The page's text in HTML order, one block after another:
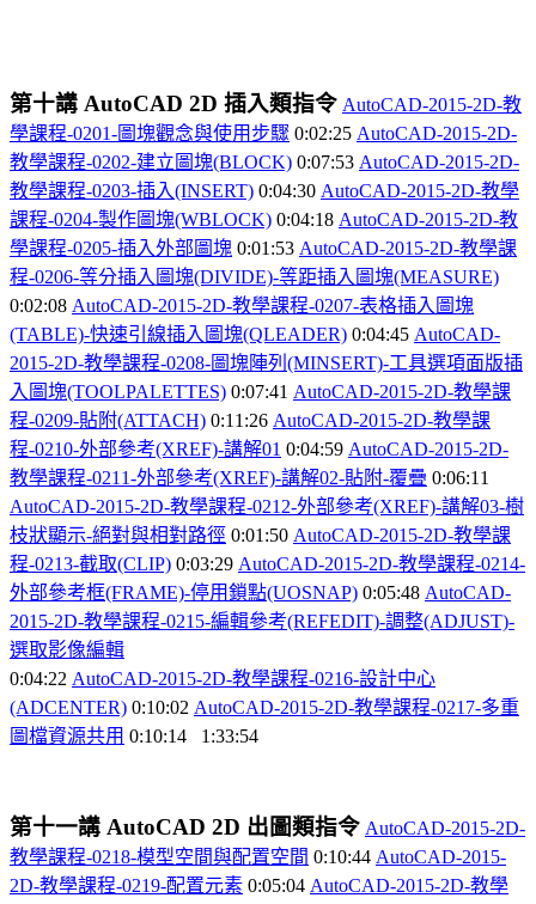
第十講 AutoCAD 2D 插入類指令 AutoCAD-2015-2D-教
學課程-0201-圖塊觀念與使用步驟 0:02:25 AutoCAD-2015-2D-
教學課程-0202-建立圖塊(BLOCK) 0:07:53 AutoCAD-2015-2D-
教學課程-0203-插入(INSERT) 0:04:30 AutoCAD-2015-2D-教學
課程-0204-製作圖塊(WBLOCK) 0:04:18 AutoCAD-2015-2D-教
學課程-0205-插入外部圖塊 0:01:53 AutoCAD-2015-2D-教學課
程-0206-等分插入圖塊(DIVIDE)-等距插入圖塊(MEASURE)
0:02:08 AutoCAD-2015-2D-教學課程-0207-表格插入圖塊
(TABLE)-快速引線插入圖塊(QLEADER) 0:04:45 AutoCAD-
2015-2D-教學課程-0208-圖塊陣列(MINSERT)-工具選項面版插
入圖塊(TOOLPALETTES) 0:07:41 AutoCAD-2015-2D-教學課
程-0209-貼附(ATTACH) 0:11:26 AutoCAD-2015-2D-教學課
程-0210-外部參考(XREF)-講解01 0:04:59 AutoCAD-2015-2D-
教學課程-0211-外部參考(XREF)-講解02-貼附-覆疊 0:06:11
AutoCAD-2015-2D-教學課程-0212-外部參考(XREF)-講解03-樹
枝狀顯示-絕對與相對路徑 0:01:50 AutoCAD-2015-2D-教學課
程-0213-截取(CLIP) 0:03:29 AutoCAD-2015-2D-教學課程-0214-
外部參考框(FRAME)-停用鎖點(UOSNAP) 0:05:48 AutoCAD-
2015-2D-教學課程-0215-編輯參考(REFEDIT)-調整(ADJUST)-
選取影像編輯
0:04:22 AutoCAD-2015-2D-教學課程-0216-設計中心
(ADCENTER) 0:10:02 AutoCAD-2015-2D-教學課程-0217-多重
圖檔資源共用 0:10:14 1:33:54
第十一講 AutoCAD 2D 出圖類指令 AutoCAD-2015-2D-
教學課程-0218-模型空間與配置空間 0:10:44 AutoCAD-2015-
2D-教學課程-0219-配置元素 0:05:04 AutoCAD-2015-2D-教學